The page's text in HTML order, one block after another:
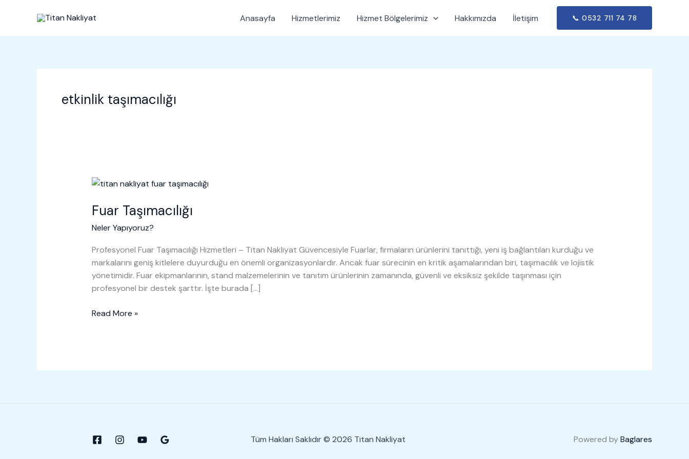
Anasayfa Hizmetlerimiz Hizmet Bölgelerimiz Hakkımızda İletişim 📞 0532 711 74 78
etkinlik taşımacılığı
Fuar Taşımacılığı
Neler Yapıyoruz?
Profesyonel Fuar Taşımacılığı Hizmetleri – Titan Nakliyat Güvencesiyle Fuarlar, firmaların ürünlerini tanıttığı, yeni iş bağlantıları kurduğu ve
markalarını geniş kitlelere duyurduğu en önemli organizasyonlardır. Ancak fuar sürecinin en kritik aşamalarından biri, taşımacılık ve lojistik
yönetimidir. Fuar ekipmanlarının, stand malzemelerinin ve tanıtım ürünlerinin zamanında, güvenli ve eksiksiz şekilde taşınması için
profesyonel bir destek şarttır. İşte burada […]
Fuar
Read More »
Tüm Hakları Saklıdır © 2026 Titan Nakliyat Powered byBaglares